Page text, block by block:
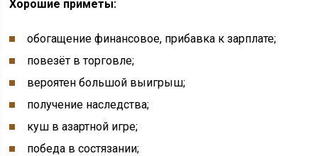
Хорошие приметы:
обогащение финансовое, прибавка к зарплате;
повезёт в торговле;
вероятен большой выигрыш;
получение наследства;
куш в азартной игре;
победа в состязании;